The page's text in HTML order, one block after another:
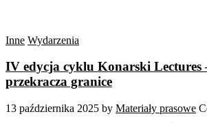
Inne Wydarzenia
IV edycja cyklu Konarski Lectures
przekracza granice
13 października 2025 by Materiały prasowe